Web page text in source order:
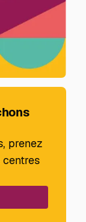
totalement
offrent
utilisés
sur de
avec
prenez
centres